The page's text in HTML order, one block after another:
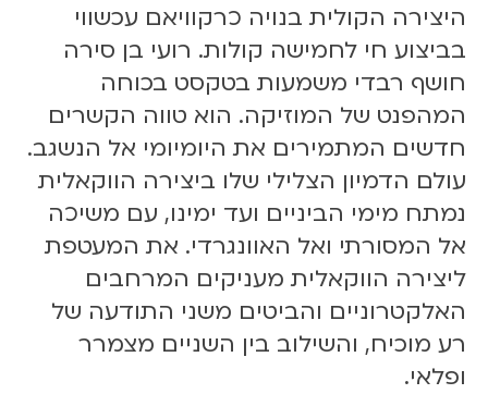
היצירה הקולית בנויה כרקוויאם עכשווי
בביצוע חי לחמישה קולות. רועי בן סירה
חושף רבדי משמעות בטקסט בכוחה
המהפנט של המוזיקה. הוא טווה הקשרים
חדשים המתמירים את היומיומי אל הנשגב.
עולם הדמיון הצלילי שלו ביצירה הווקאלית
נמתח מימי הביניים ועד ימינו, עם משיכה
אל המסורתי ואל האוונגרדי. את המעטפת
ליצירה הווקאלית מעניקים המרחבים
האלקטרוניים והביטים משני התודעה של
רע מוכיח, והשילוב בין השניים מצמרר
ופלאי.